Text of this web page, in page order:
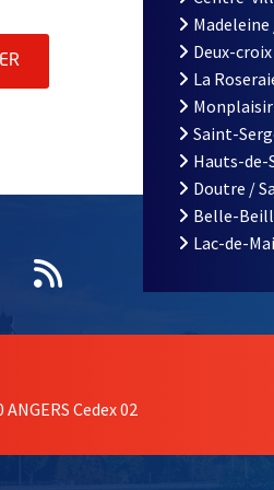
votre email (champ obligatoire)
ENVOYER MA DEMANDE
fenêtre
nouvelle fenêtre
une nouvelle
Flux RSS
Deux-
La
Monplaisir
Saint-
Hauts-de-
Doutre /
Belle-
Lac-de-
Cedex 02